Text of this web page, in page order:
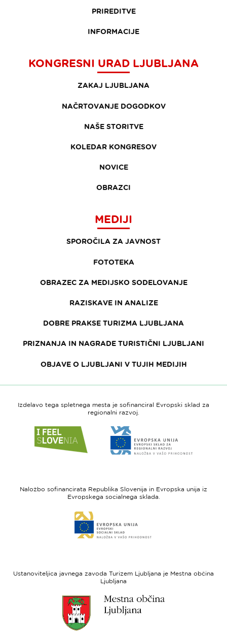
PRIREDITVE
INFORMACIJE
KONGRESNI URAD LJUBLJANA
ZAKAJ LJUBLJANA
NAČRTOVANJE DOGODKOV
NAŠE STORITVE
KOLEDAR KONGRESOV
NOVICE
OBRAZCI
MEDIJI
SPOROČILA ZA JAVNOST
FOTOTEKA
OBRAZEC ZA MEDIJSKO SODELOVANJE
RAZISKAVE IN ANALIZE
DOBRE PRAKSE TURIZMA LJUBLJANA
PRIZNANJA IN NAGRADE TURISTIČNI LJUBLJANI
OBJAVE O LJUBLJANI V TUJIH MEDIJIH
Izdelavo tega spletnega mesta je sofinanciral Evropski sklad za
regionalni razvoj.
do
spletne
Slovenia
do
spletne
-
regionalni
Naložbo sofinancirata Republika Slovenija in Evropska unija iz
Evropskega socialnega sklada.
do
spletne
sklad
Ustanoviteljica javnega zavoda Turizem Ljubljana je Mestna občina
Ljubljana